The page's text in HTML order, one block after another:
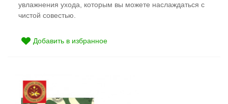
увлажнения ухода, которым вы можете наслаждаться с
чистой совестью.
Добавить в избранное